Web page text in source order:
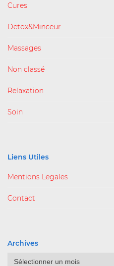
Cures
Detox&Minceur
Massages
Non classé
Relaxation
Soin
Liens Utiles
Mentions Legales
Contact
Archives
Archives